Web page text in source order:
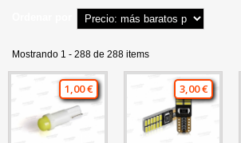
Mostrando 1 - 288 de 288 items
1,00 € 3,00 €